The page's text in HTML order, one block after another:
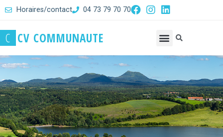
Horaires/contact 04 73 79 70 70
C CV COMMUNAUTE